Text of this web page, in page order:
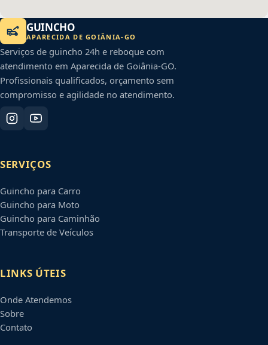
GUINCHO
APARECIDA DE GOIÂNIA-GO
Serviços de guincho 24h e reboque com
atendimento em Aparecida de Goiânia-GO.
Profissionais qualificados, orçamento sem
compromisso e agilidade no atendimento.
SERVIÇOS
Guincho para Carro
Guincho para Moto
Guincho para Caminhão
Transporte de Veículos
LINKS ÚTEIS
Onde Atendemos
Sobre
Contato